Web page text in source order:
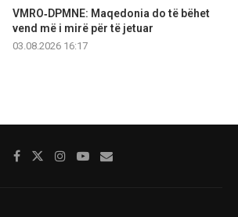
VMRO‑DPMNE: Maqedonia do të bëhet
vend më i mirë për të jetuar
03.08.2026 16:17